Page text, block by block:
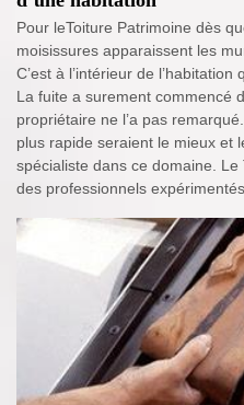
Pour leToiture Patrimoine dès
moisissures apparaissent les
C’est à l’intérieur de
La fuite a surement commencé
propriétaire ne l’a pas
plus rapide seraient le mieux et
spécialiste dans ce domaine.
des professionnels